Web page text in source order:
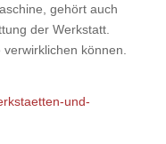
gehört auch
der Werkstatt.
können.
und-